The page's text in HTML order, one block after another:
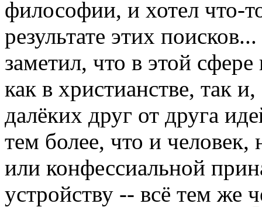
философии, и хотел что-
результате этих
заметил, что в этой
как в христианстве, так
далёких друг от друга
тем более, что и человек,
или конфессиальной
устройству -- всё тем же